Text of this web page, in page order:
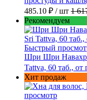
485.10 ₽ / шт 1
Рекомендуем
Быстрый
Шри Шри
Tattva, 60 таб., от
Хит продаж
просмотр